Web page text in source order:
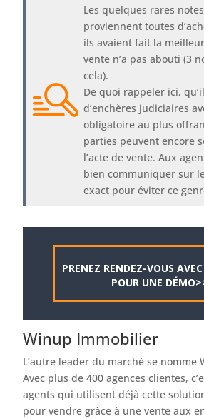
Les quelques rares
proviennent toutes
ils avaient fait la
vente n’a pas abouti (3
cela).
De quoi rappeler ici,
d’enchères judiciaires
obligatoire au plus
parties peuvent encore
l’acte de vente. Aux
bien communiquer sur
exact pour éviter ce
PRENEZ RENDEZ-VOUS
POUR UNE
Winup Immobilier
L’autre leader du marché se nomme
Avec plus de 400 agences clientes,
agents qui utilisent déjà cette
pour vendre grâce à une vente aux